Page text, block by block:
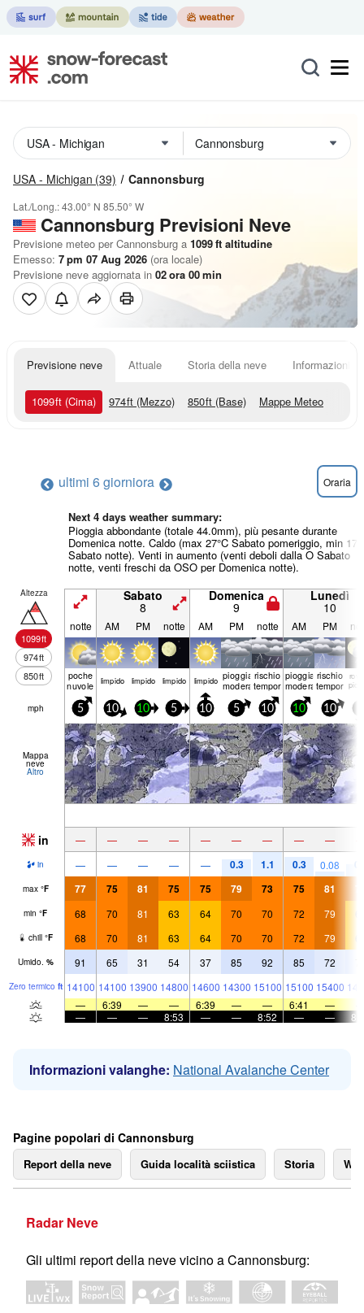
USA - Michigan (39) Cannonsburg
Lat./Long.:43.00° N 85.50° W
Cannonsburg Previsioni Neve
Previsione meteo per Cannonsburg a 1099ft altitudine
Emesso: 7 pm 07 Aug 2026 (ora locale)
Previsione neve aggiornata in 02ora 00min
Previsione neve Attuale Storia della neve Informazioni
1099ft (Cima) 974ft (Mezzo) 850ft (Base) Mappe Meteo
ultimi 6 giorniora Oraria
Next 4 days weather summary:
Pioggia abbondante (totale 44.0mm), più pesante durante
Domenica notte. Caldo (max 27°C Sabato pomeriggio, min
Sabato notte). Venti in aumento (venti deboli dalla O Sabato
notte, venti freschi da OSO per Domenica notte).
Altezza
1099ft
974ft
850ft
Sabato
8
Domenica
9
Lunedì
10
notte AM PM notte AM PM notte AM PM
poche
nuvole limp­ido limp­ido limp­ido limp­ido pioggia
moderata
rischio
temporale
pioggia
moderata
rischio
temporale
mph 5 10 10 5 10 5 10 10 10
Mappa
neve
Altro
in — — — — — — — — —
in — — — — — 0.3 1.1 0.3 0.08
max °F 77 75 81 75 75 79 73 75 81
min °F 68 70 81 63 64 70 70 72 79
chill °F 68 70 81 63 64 70 70 72 79
Umido. % 91 65 31 54 37 85 92 85 72
Zero termico ft 14100 14100 13900 14800 14600 14300 15100 15100 15400
—
6:39 — — 6:39 — — 6:41 —
—
— — 8:53 — — 8:52 — —
Informazioni valanghe: National Avalanche Center
Pagine popolari di Cannonsburg
Report della neve Guida località sciistica Storia
Radar Neve
Gli ultimi report della neve vicino a Cannonsburg: